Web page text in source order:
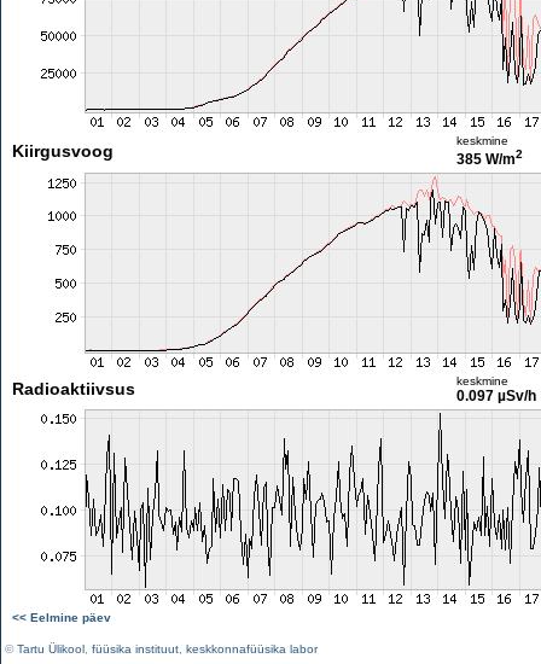
Kiirgusvoog
keskmine
385 W/m2
Radioaktiivsus keskmine
0.097 µSv/h
<< Eelmine päev
©Tartu Ülikool füüsika instituut keskkonnafüüsika labor